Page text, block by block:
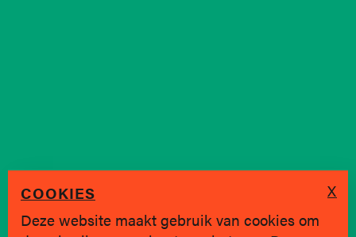
COOKIES
Deze website maakt gebruik van cookies om
X